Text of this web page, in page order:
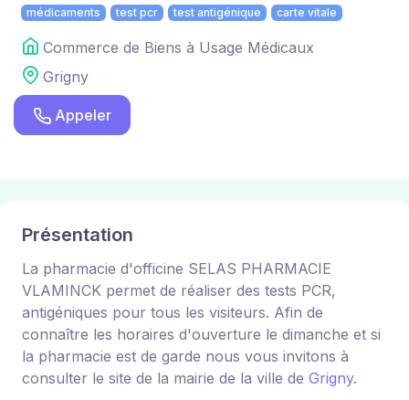
médicaments test pcr test antigénique carte vitale
Commerce de Biens à Usage Médicaux
Grigny
Appeler
Présentation
La pharmacie d'officine SELAS PHARMACIE
VLAMINCK permet de réaliser des tests PCR,
antigéniques pour tous les visiteurs. Afin de
connaître les horaires d'ouverture le dimanche et si
la pharmacie est de garde nous vous invitons à
consulter le site de la mairie de la ville de Grigny.